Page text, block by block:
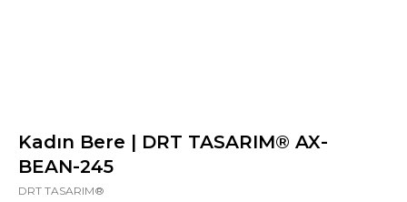
Kadın Bere | DRT TASARIM® AX-
BEAN-245
DRT TASARIM®